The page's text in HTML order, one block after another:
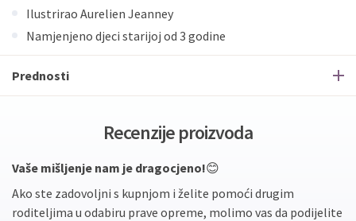
Ilustrirao Aurelien Jeanney
Namjenjeno djeci starijoj od 3 godine
Prednosti
Recenzije proizvoda
Vaše mišljenje nam je dragocjeno!😊
Ako ste zadovoljni s kupnjom i želite pomoći drugim
roditeljima u odabiru prave opreme, molimo vas da podijelite